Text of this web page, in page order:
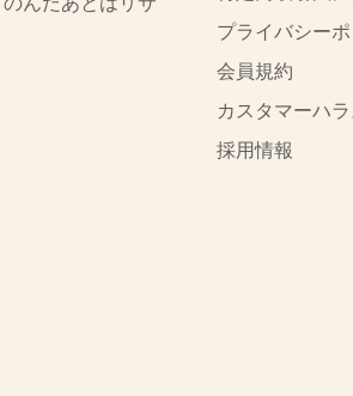
プライバシー
会員規約
カスタマーハ
採用情報